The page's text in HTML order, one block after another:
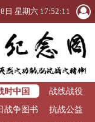
日 星期六 17:52:12
时中国
战线战役
战争图书
抗战公益